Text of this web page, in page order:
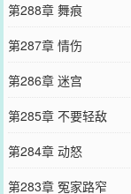
第288章 舞痕
第287章 情伤
第286章 迷宫
第285章 不要轻敌
第284章 动怒
第283章 冤家路窄